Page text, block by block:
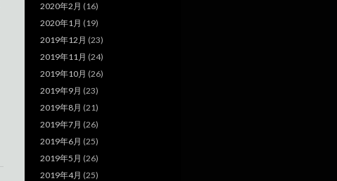
2020年2月 (16)
2020年1月 (19)
2019年12月 (23)
2019年11月 (24)
2019年10月 (26)
2019年9月 (23)
2019年8月 (21)
2019年7月 (26)
2019年6月 (25)
2019年5月 (26)
2019年4月 (25)